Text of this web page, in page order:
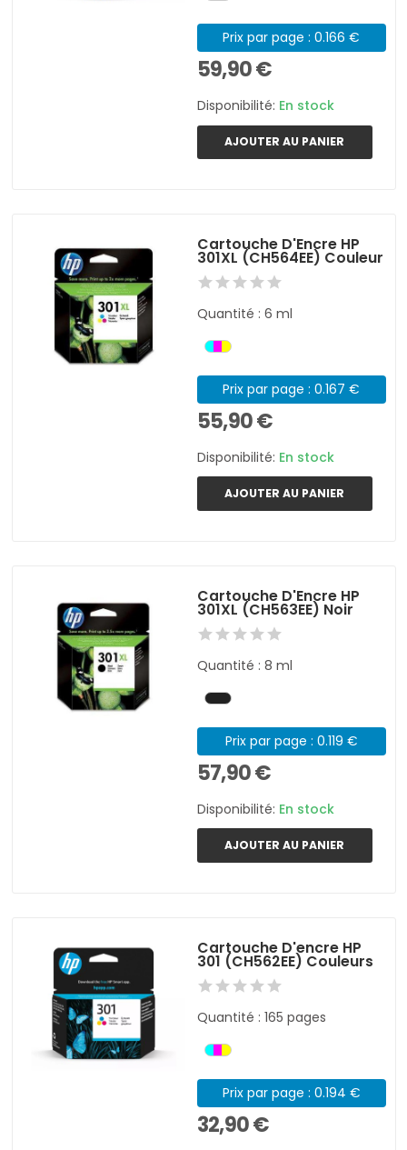
Prix par page : 0.166 €
59,90 €
Disponibilité: En stock
AJOUTER AU PANIER
Cartouche D'Encre HP
301XL (CH564EE) Couleur
Quantité : 6 ml
Prix par page : 0.167 €
55,90 €
Disponibilité: En stock
AJOUTER AU PANIER
Cartouche D'Encre HP
301XL (CH563EE) Noir
Quantité : 8 ml
Prix par page : 0.119 €
57,90 €
Disponibilité: En stock
AJOUTER AU PANIER
Cartouche D'encre HP
301 (CH562EE) Couleurs
Quantité : 165 pages
Prix par page : 0.194 €
32,90 €